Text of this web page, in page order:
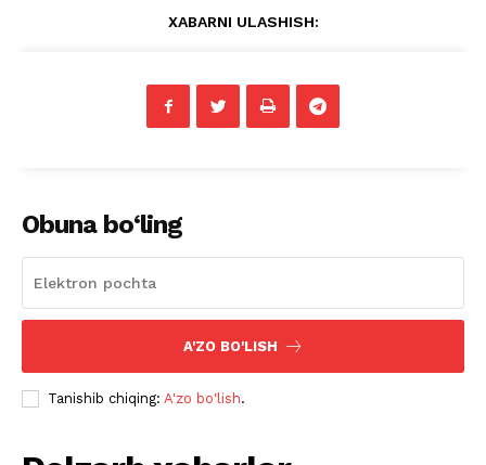
XABARNI ULASHISH:
Obuna bo‘ling
A'ZO BO'LISH
Tanishib chiqing: A'zo bo'lish.